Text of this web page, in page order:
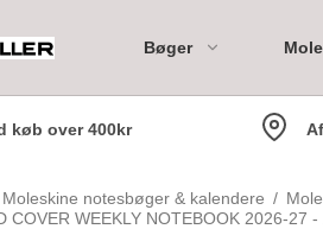
Bøger
Moleskine 18M Weekly
køb over 400kr
Moleskine notesbøger & kalendere /
COVER WEEKLY NOTEBOOK 2026-27